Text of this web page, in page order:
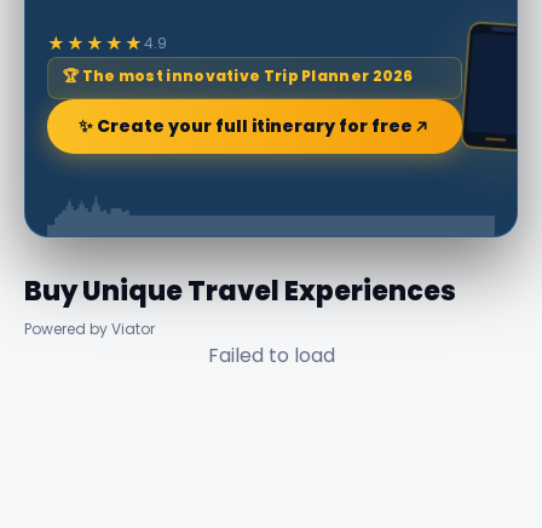
★★★★★4.9
🏆 The most innovative Trip Planner 2026
✨ Create your full itinerary for free
Buy Unique Travel Experiences
Powered by Viator
Failed to load